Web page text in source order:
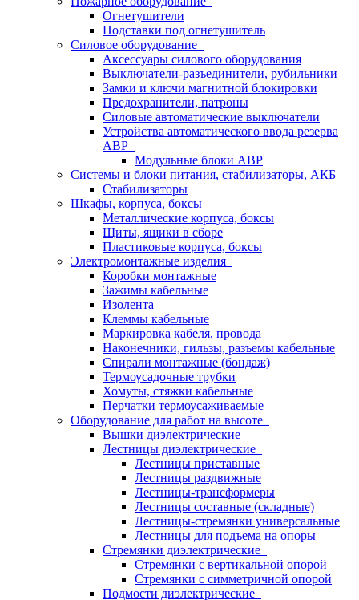
Огнетушители
Подставки под огнетушитель
Силовое оборудование
Аксессуары силового оборудования
Выключатели-разъединители, рубильники
Замки и ключи магнитной блокировки
Предохранители, патроны
Силовые автоматические выключатели
Устройства автоматического ввода резерва
АВР
Модульные блоки АВР
Системы и блоки питания, стабилизаторы, АКБ
Стабилизаторы
Шкафы, корпуса, боксы
Металлические корпуса, боксы
Щиты, ящики в сборе
Пластиковые корпуса, боксы
Электромонтажные изделия
Коробки монтажные
Зажимы кабельные
Изолента
Клеммы кабельные
Маркировка кабеля, провода
Наконечники, гильзы, разъемы кабельные
Спирали монтажные (бондаж)
Термоусадочные трубки
Хомуты, стяжки кабельные
Перчатки термоусаживаемые
Оборудование для работ на высоте
Вышки диэлектрические
Лестницы диэлектрические
Лестницы приставные
Лестницы раздвижные
Лестницы-трансформеры
Лестницы составные (складные)
Лестницы-стремянки универсальные
Лестницы для подъема на опоры
Стремянки диэлектрические
Стремянки с вертикальной опорой
Стремянки с симметричной опорой
Подмости диэлектрические